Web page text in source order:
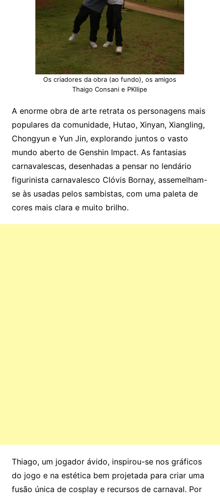
Os criadores da obra (ao fundo), os amigos
Thaigo Consani e PKllipe
A enorme obra de arte retrata os personagens mais
populares da comunidade, Hutao, Xinyan, Xiangling,
Chongyun e Yun Jin, explorando juntos o vasto
mundo aberto de Genshin Impact. As fantasias
carnavalescas, desenhadas a pensar no lendário
figurinista carnavalesco Clóvis Bornay, assemelham-
se às usadas pelos sambistas, com uma paleta de
cores mais clara e muito brilho.
Thiago, um jogador ávido, inspirou-se nos gráficos
do jogo e na estética bem projetada para criar uma
fusão única de cosplay e recursos de carnaval. Por